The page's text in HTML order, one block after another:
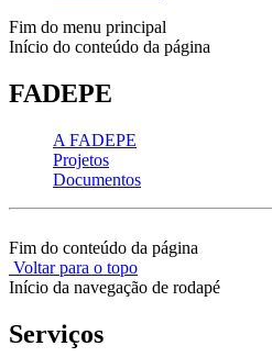
Fim do menu principal
Início do conteúdo da página
FADEPE
A FADEPE
Projetos
Documentos
Fim do conteúdo da página
Voltar para o topo
Início da navegação de rodapé
Serviços